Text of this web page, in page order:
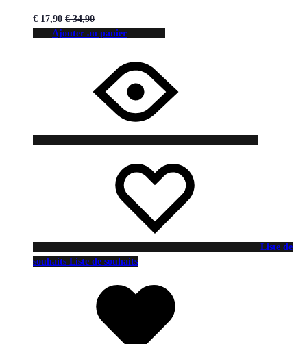
€ 17,90 €34,90
Ajouter au panier
Liste de
souhaits Liste de souhaits